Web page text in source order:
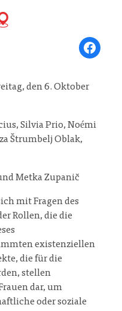
Share on
den 6. Oktober
Silvia Prio, Noémi
Štrumbelj Oblak,
Metka Zupanič
mit Fragen des
Rollen, die die
existenziellen
die für die
stellen
dar, um
oder soziale